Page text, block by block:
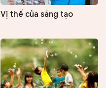
Vị thế của sáng tạo